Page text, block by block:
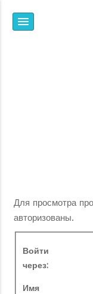
Для просмотра
авторизованы.
Войти
через:
Имя